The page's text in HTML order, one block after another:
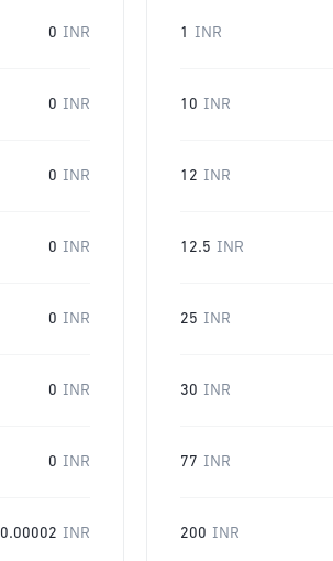
0 INR
0 INR
0 INR
0 INR
0 INR
0 INR
0 INR
0.00002 INR
1 INR
10 INR
12 INR
12.5 INR
25 INR
30 INR
77 INR
200 INR